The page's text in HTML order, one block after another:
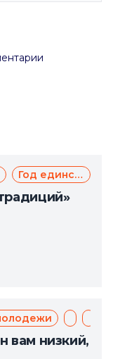
Год единства народов России
День
вам низкий,